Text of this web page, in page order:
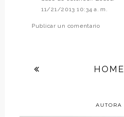
11/21/2013 10:34 a. m.
Publicar un comentario
HOME
AUTORA